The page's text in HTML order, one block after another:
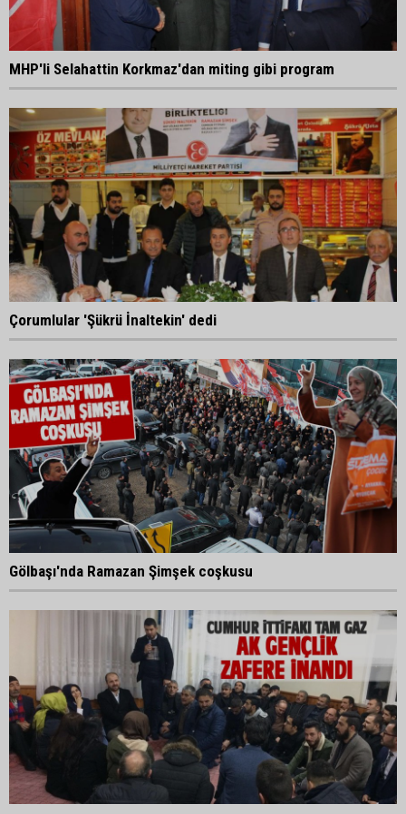
MHP'li Selahattin Korkmaz'dan miting gibi program
Çorumlular 'Şükrü İnaltekin' dedi
Gölbaşı'nda Ramazan Şimşek coşkusu